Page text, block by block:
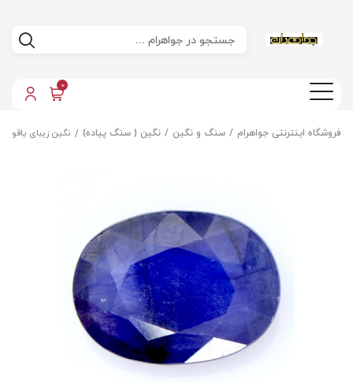
0
فروشگاه اینترنتی جواهرام سنگ و نگین نگین ( سنگ پیاده) نگین زیبای